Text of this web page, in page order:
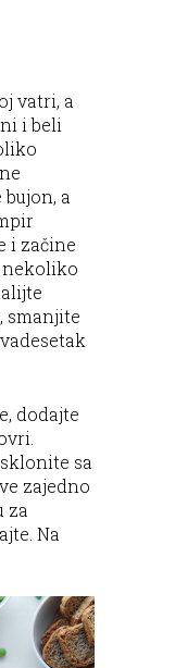
vatri, a
i beli
a
i začine
nekoliko
smanjite
dodajte
sa
zajedno
za
Na